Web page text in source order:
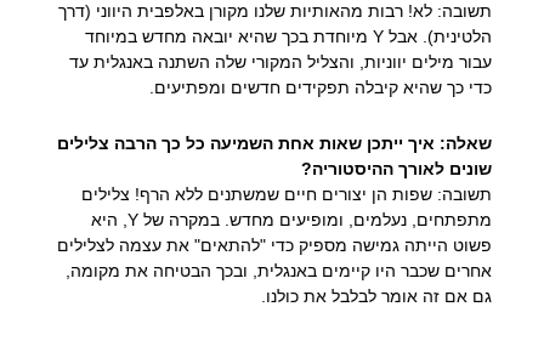
תשובה: לא! רבות מהאותיות שלנו מקורן באלפבית היווני (דרך
הלטינית). אבל Y מיוחדת בכך שהיא יובאה מחדש במיוחד
עבור מילים יווניות, והצליל המקורי שלה השתנה באנגלית עד
כדי כך שהיא קיבלה תפקידים חדשים ומפתיעים.
שאלה: איך ייתכן שאות אחת השמיעה כל כך הרבה צלילים
שונים לאורך ההיסטוריה?
תשובה: שפות הן יצורים חיים שמשתנים ללא הרף! צלילים
מתפתחים, נעלמים, ומופיעים מחדש. במקרה של Y, היא
פשוט הייתה גמישה מספיק כדי "להתאים" את עצמה לצלילים
אחרים שכבר היו קיימים באנגלית, ובכך הבטיחה את מקומה,
גם אם זה אומר לבלבל את כולנו.